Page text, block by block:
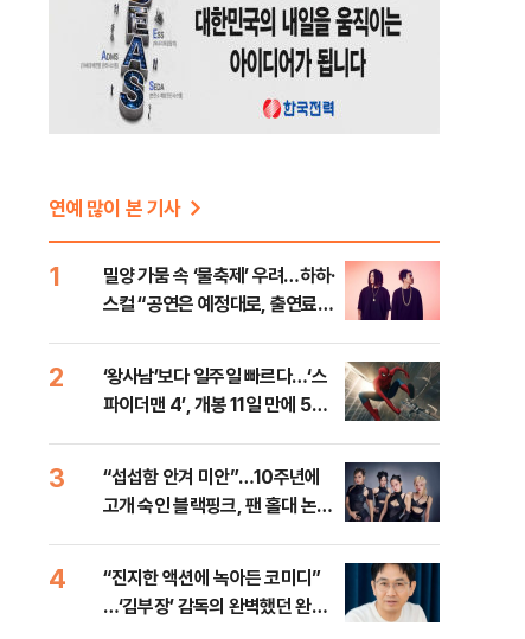
연예 많이 본 기사
1
밀양 가뭄 속 ‘물축제’ 우려…하하·
스컬 “공연은 예정대로, 출연료
2
‘왕사남’보다 일주일 빠르다…‘스
파이더맨 4’, 개봉 11일 만에 500
3
“섭섭함 안겨 미안”…10주년에
고개 숙인 블랙핑크, 팬 홀대 논란
4
“진지한 액션에 녹아든 코미디”
…‘김부장’ 감독의 완벽했던 완급